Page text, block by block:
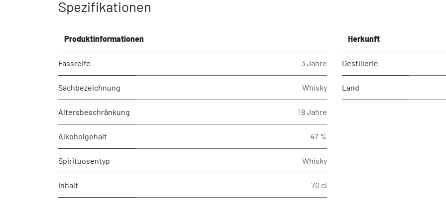
Spezifikationen
Produktinformationen
Fassreife 3 Jahre
Sachbezeichnung Whisky
Altersbeschränkung 18 Jahre
Alkoholgehalt 47 %
Spirituosentyp Whisky
Inhalt 70 cl
Herkunft
Destillerie
Land